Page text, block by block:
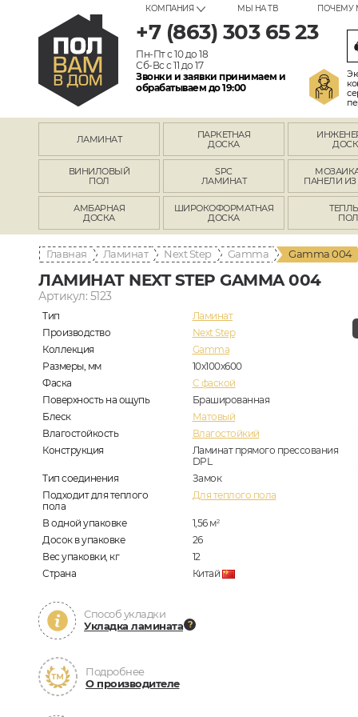
КОМПАНИЯ МЫ НА ТВ ПОЧЕМУ
+7 (863) 303 65 23
Пн-Пт с 10 до 18
Сб-Вс с 11 до 17
Звонки и заявки принимаем и
обрабатываем до 19:00
ЛАМИНАТ
ПАРКЕТНАЯ
ДОСКА
ВИНИЛОВЫЙ
ПОЛ
SPC
ЛАМИНАТ
ПАНЕЛИ ИЗ
АМБАРНАЯ
ДОСКА
ШИРОКОФОРМАТНАЯ
ДОСКА
ПОЛ
Главная Ламинат Next Step Gamma Gamma 004
ЛАМИНАТ NEXT STEP GAMMA 004
Артикул: 5123
Тип
Ламинат
Производство
Next Step
Коллекция
Gamma
Размеры, мм
10х100х600
Фаска
C фаской
Поверхность на ощупь
Брашированная
Блеск
Матовый
Влагостойкость
Влагостойкий
Конструкция
Ламинат прямого прессования
DPL
Тип соединения
Замок
Подходит для теплого
пола
Для теплого пола
В одной упаковке 1,56 м2
Досок в упаковке
26
Вес упаковки, кг
12
Страна
Китай
Способ укладки
Укладка ламината
Подробнее
О производителе